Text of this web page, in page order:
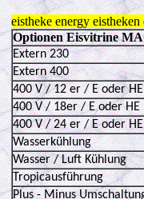
eistheke energy eistheken
Optionen Eisvitrine
Extern 230
Extern 400
400 V / 12 er / E oder HE
400 V / 18er / E oder HE
400 V / 24 er / E oder HE
Wasserkühlung
Wasser / Luft Kühlung
Tropicausführung
Plus - Minus